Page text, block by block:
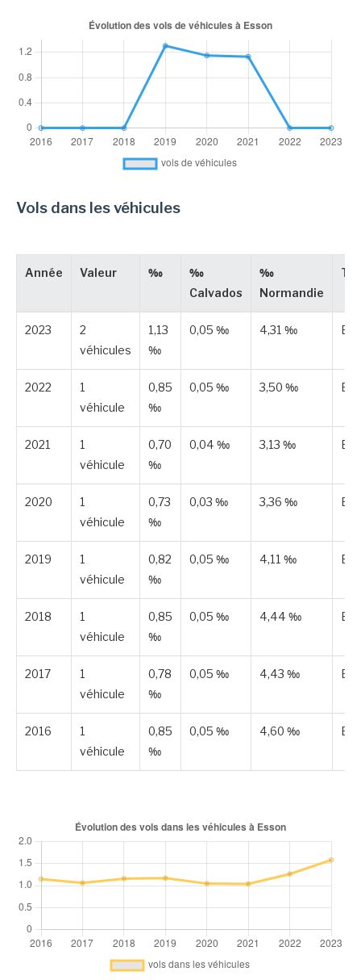
Vols dans les véhicules
Année Valeur ‰
‰
Calvados
‰
Normandie
2023
2
véhicules
1,13
‰
0,05 ‰ 4,31 ‰
2022
1
véhicule
0,85
‰
0,05 ‰ 3,50 ‰
2021
1
véhicule
0,70
‰
0,04 ‰ 3,13 ‰
2020
1
véhicule
0,73
‰
0,03 ‰ 3,36 ‰
2019
1
véhicule
0,82
‰
0,05 ‰ 4,11 ‰
2018
1
véhicule
0,85
‰
0,05 ‰ 4,44 ‰
2017
1
véhicule
0,78
‰
0,05 ‰ 4,43 ‰
2016
1
véhicule
0,85
‰
0,05 ‰ 4,60 ‰